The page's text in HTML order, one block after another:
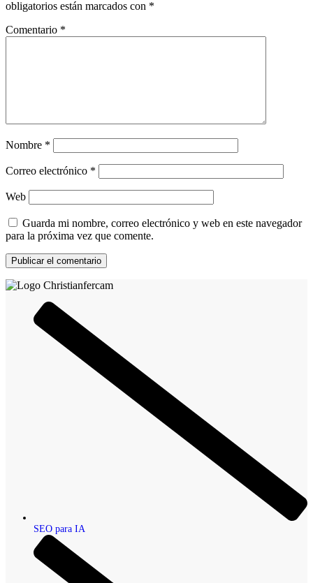
obligatorios están marcados con *
Comentario *
Nombre *
Correo electrónico *
Web
Guarda mi nombre, correo electrónico y web en este navegador
para la próxima vez que comente.
SEO para IA